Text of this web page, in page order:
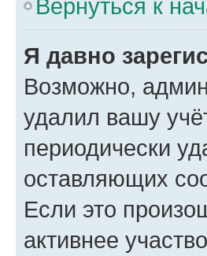
Вернуться к
Я давно
Возможно,
удалил вашу
периодически
оставляющих
Если это
активнее